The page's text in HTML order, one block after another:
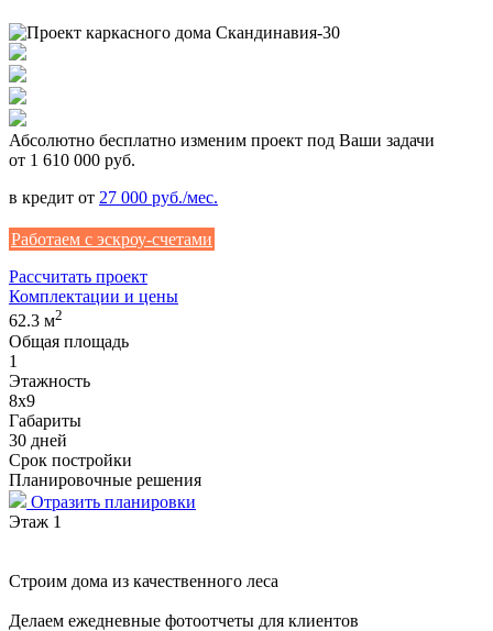
Абсолютно бесплатно изменим проект под Ваши задачи
от 1 610 000 руб.
в кредит от 27 000 руб./мес.
Работаем с эскроу-счетами
Рассчитать проект
Комплектации и цены
62.3 м2
Общая площадь
1
Этажность
8х9
Габариты
30 дней
Срок постройки
Планировочные решения
Отразить планировки
Этаж 1
Строим дома из качественного леса
Делаем ежедневные фотоотчеты для клиентов